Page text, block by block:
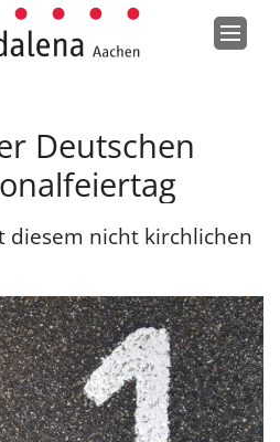
Deutschen
diesem nicht kirchlichen